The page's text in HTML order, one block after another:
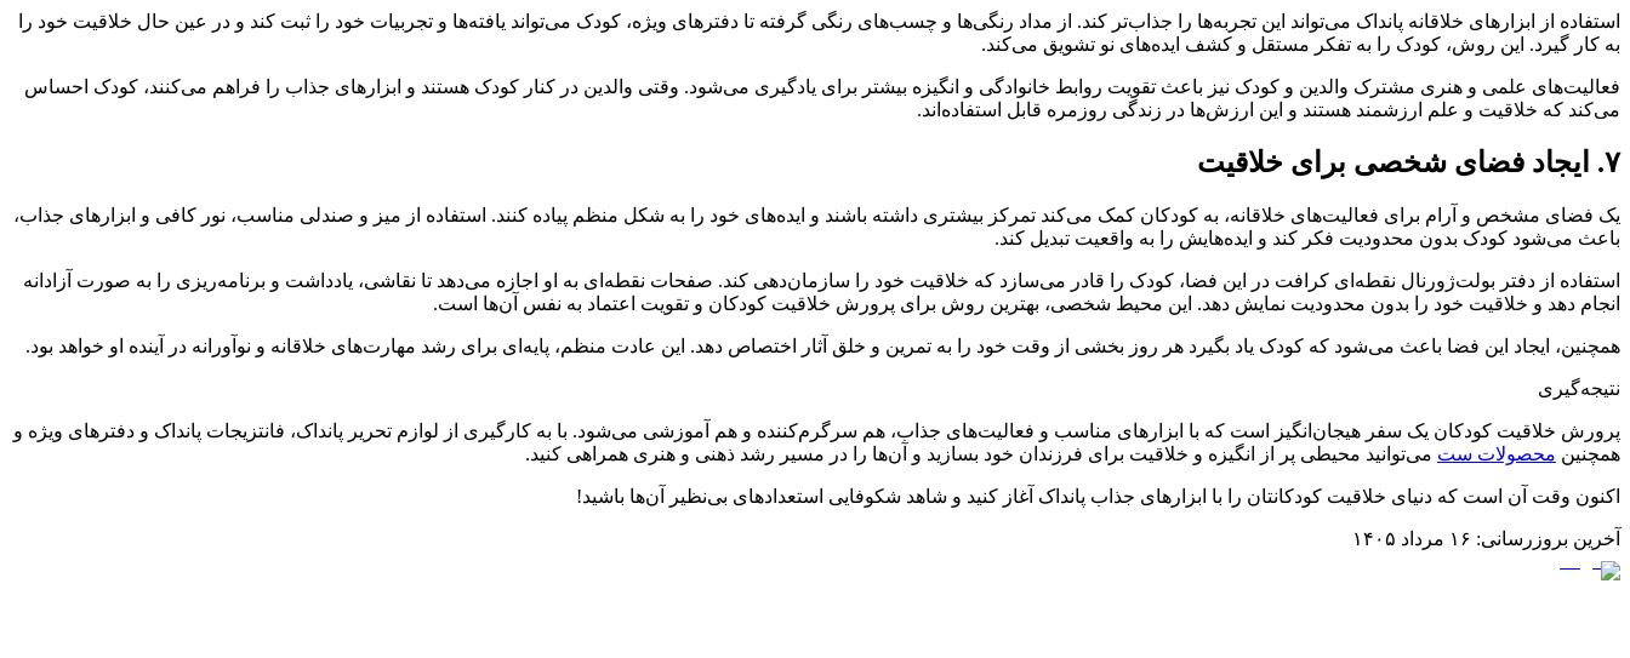
استفاده از ابزارهای خلاقانه پانداک می‌تواند این تجربه‌ها را جذاب‌تر کند. از مداد رنگی‌ها و چسب‌های رنگی گرفته تا دفترهای ویژه، کودک می‌تواند یافته‌ها و تجربیات خود را ثبت کند و در عین حال خلاقیت خود را
به کار گیرد. این روش، کودک را به تفکر مستقل و کشف ایده‌های نو تشویق می‌کند.
فعالیت‌های علمی و هنری مشترک والدین و کودک نیز باعث تقویت روابط خانوادگی و انگیزه بیشتر برای یادگیری می‌شود. وقتی والدین در کنار کودک هستند و ابزارهای جذاب را فراهم می‌کنند، کودک احساس
می‌کند که خلاقیت و علم ارزشمند هستند و این ارزش‌ها در زندگی روزمره قابل استفاده‌اند.
۷. ایجاد فضای شخصی برای خلاقیت
یک فضای مشخص و آرام برای فعالیت‌های خلاقانه، به کودکان کمک می‌کند تمرکز بیشتری داشته باشند و ایده‌های خود را به شکل منظم پیاده کنند. استفاده از میز و صندلی مناسب، نور کافی و ابزارهای جذاب،
باعث می‌شود کودک بدون محدودیت فکر کند و ایده‌هایش را به واقعیت تبدیل کند.
استفاده از دفتر بولت‌ژورنال نقطه‌ای کرافت در این فضا، کودک را قادر می‌سازد که خلاقیت خود را سازمان‌دهی کند. صفحات نقطه‌ای به او اجازه می‌دهد تا نقاشی، یادداشت و برنامه‌ریزی را به صورت آزادانه
انجام دهد و خلاقیت خود را بدون محدودیت نمایش دهد. این محیط شخصی، بهترین روش برای پرورش خلاقیت کودکان و تقویت اعتماد به نفس آن‌ها است.
همچنین، ایجاد این فضا باعث می‌شود که کودک یاد بگیرد هر روز بخشی از وقت خود را به تمرین و خلق آثار اختصاص دهد. این عادت منظم، پایه‌ای برای رشد مهارت‌های خلاقانه و نوآورانه در آینده او خواهد بود.
نتیجه‌گیری
پرورش خلاقیت کودکان یک سفر هیجان‌انگیز است که با ابزارهای مناسب و فعالیت‌های جذاب، هم سرگرم‌کننده و هم آموزشی می‌شود. با به کارگیری از لوازم تحریر پانداک، فانتزیجات پانداک و دفترهای ویژه و
همچنین محصولات ست می‌توانید محیطی پر از انگیزه و خلاقیت برای فرزندان خود بسازید و آن‌ها را در مسیر رشد ذهنی و هنری همراهی کنید.
اکنون وقت آن است که دنیای خلاقیت کودکانتان را با ابزارهای جذاب پانداک آغاز کنید و شاهد شکوفایی استعدادهای بی‌نظیر آن‌ها باشید!
آخرین بروزرسانی: ۱۶ مرداد ۱۴۰۵